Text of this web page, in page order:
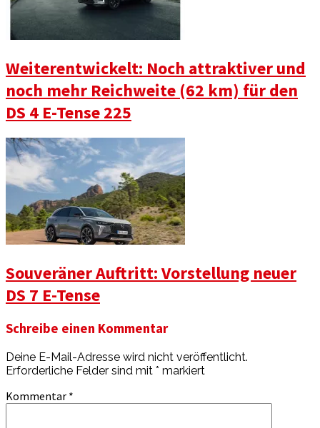
Weiterentwickelt: Noch attraktiver und
noch mehr Reichweite (62 km) für den
DS 4 E-Tense 225
Souveräner Auftritt: Vorstellung neuer
DS 7 E-Tense
Schreibe einen Kommentar
Deine E-Mail-Adresse wird nicht veröffentlicht.
Erforderliche Felder sind mit * markiert
Kommentar *